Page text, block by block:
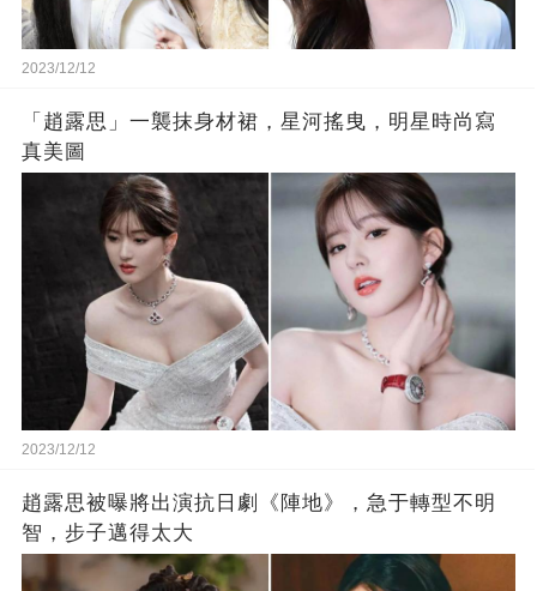
2023/12/12
「趙露思」一襲抹身材裙，星河搖曳，明星時尚寫
真美圖
2023/12/12
趙露思被曝將出演抗日劇《陣地》，急于轉型不明
智，步子邁得太大